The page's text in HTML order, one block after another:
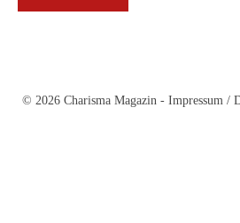
© 2026 Charisma Magazin - Impressum/